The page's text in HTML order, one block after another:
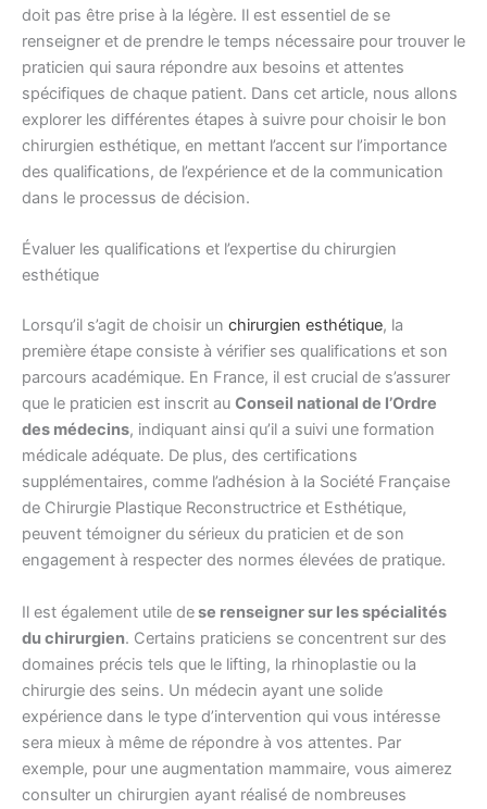
doit pas être prise à la légère. Il est essentiel de se
renseigner et de prendre le temps nécessaire pour trouver le
praticien qui saura répondre aux besoins et attentes
spécifiques de chaque patient. Dans cet article, nous allons
explorer les différentes étapes à suivre pour choisir le bon
chirurgien esthétique, en mettant l’accent sur l’importance
des qualifications, de l’expérience et de la communication
dans le processus de décision.
Évaluer les qualifications et l’expertise du chirurgien
esthétique
Lorsqu’il s’agit de choisir un chirurgien esthétique, la
première étape consiste à vérifier ses qualifications et son
parcours académique. En France, il est crucial de s’assurer
que le praticien est inscrit au Conseil national de l’Ordre
des médecins, indiquant ainsi qu’il a suivi une formation
médicale adéquate. De plus, des certifications
supplémentaires, comme l’adhésion à la Société Française
de Chirurgie Plastique Reconstructrice et Esthétique,
peuvent témoigner du sérieux du praticien et de son
engagement à respecter des normes élevées de pratique.
Il est également utile dese renseigner sur les spécialités
du chirurgien. Certains praticiens se concentrent sur des
domaines précis tels que le lifting, la rhinoplastie ou la
chirurgie des seins. Un médecin ayant une solide
expérience dans le type d’intervention qui vous intéresse
sera mieux à même de répondre à vos attentes. Par
exemple, pour une augmentation mammaire, vous aimerez
consulter un chirurgien ayant réalisé de nombreuses